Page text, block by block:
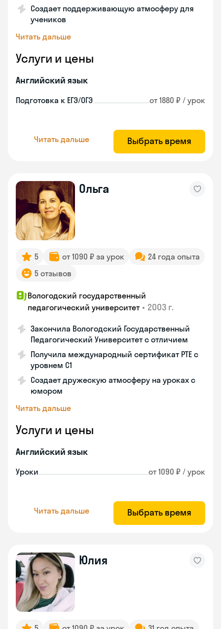
Создает поддерживающую атмосферу для
учеников
Читать дальше
Услуги и цены
Английский язык
Подготовка к ЕГЭ/ОГЭ от 1880 ₽ / урок
Читать дальше Выбрать время
Ольга
5 от 1090 ₽ за урок
24 года опыта
5 отзывов
Вологодский государственный
педагогический университет • 2003 г.
Закончила Вологодский Государственный
Педагогический Университет с отличием
Получила международный сертификат PTE с
уровнем C1
Создает дружескую атмосферу на уроках с
юмором
Читать дальше
Услуги и цены
Английский язык
Уроки от 1090 ₽ / урок
Читать дальше Выбрать время
Юлия